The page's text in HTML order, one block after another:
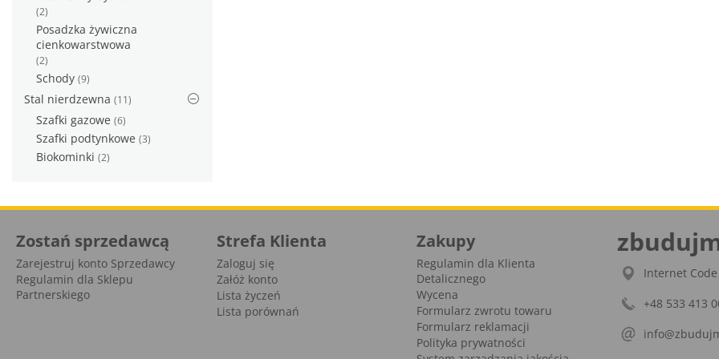
(2)
Posadzka żywiczna
cienkowarstwowa
(2)
Schody (9)
Stal nierdzewna (11)
Szafki gazowe (6)
Szafki podtynkowe (3)
Biokominki (2)
Zostań sprzedawcą
Zarejestruj konto Sprzedawcy
Regulamin dla Sklepu
Partnerskiego
Strefa Klienta
Zaloguj się
Załóż konto
Lista życzeń
Lista porównań
Zakupy
Regulamin dla Klienta
Detalicznego
Wycena
Formularz zwrotu towaru
Formularz reklamacji
Polityka prywatności
Internet Code
+48 533 413